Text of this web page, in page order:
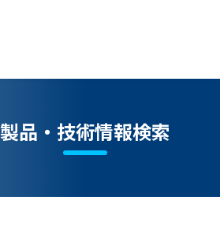
製品・技術情報検索